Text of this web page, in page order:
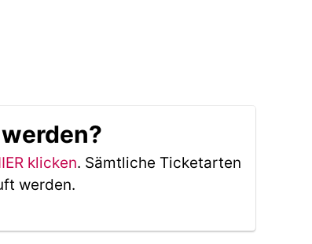
klicken. Sämtliche Ticketarten
werden.